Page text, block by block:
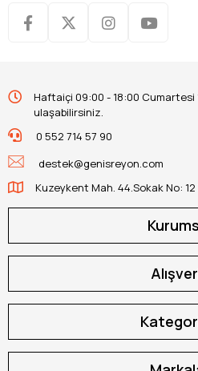
Haftaiçi 09:00 - 18:00 Cumartesi
ulaşabilirsiniz.
0 552 714 57 90
destek@genisreyon.com
Kuzeykent Mah. 44.Sokak No: